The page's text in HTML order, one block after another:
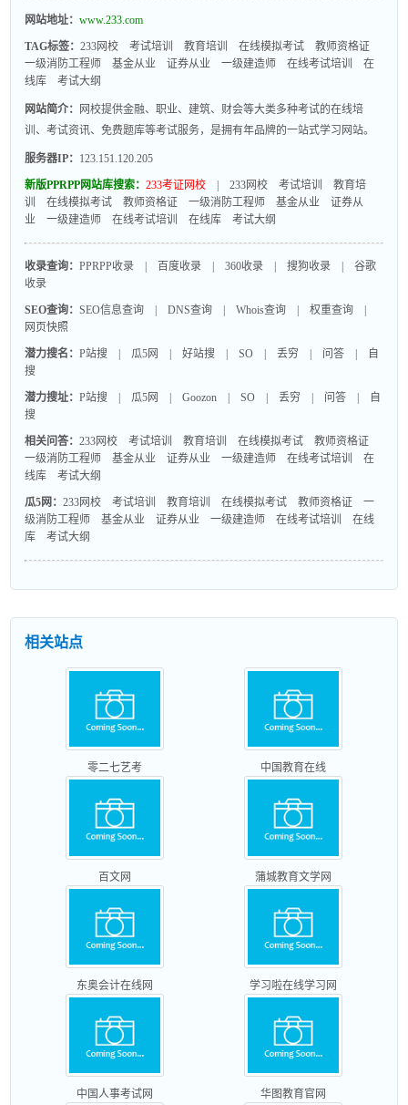
网站地址：www.233.com
TAG标签：233网校 考试培训 教育培训 在线模拟考试
教师资格证
一级消防工程师
基金从业 证券从业 一级建造师 在线考试培训
在
线库
考试大纲
网站简介：
网校提供金融、职业、建筑、财会等大类多种考试的在线培
训、考试资讯、免费题库等考试服务，是拥有年品牌的一站式学习网站。
服务器IP： 123.151.120.205
新版PPRPP网站库搜索：233考证网校 |233网校 考试培训
教育培
训
在线模拟考试 教师资格证 一级消防工程师 基金从业
证券从
业
一级建造师 在线考试培训 在线库 考试大纲
收录查询：PPRPP收录 百度收录 |360收录 |搜狗收录 |谷歌
收录
SEO查询：SEO信息查询 |DNS查询 |Whois查询 |权重查询
网页快照
潜力搜名：P站搜 |瓜5网 |好站搜 |SO |丢穷 问答
自
搜
潜力搜址：P站搜 |瓜5网 |Goozon |SO |丢穷 问答
自
搜
相关问答：233网校 考试培训 教育培训 在线模拟考试
教师资格证
一级消防工程师
基金从业 证券从业 一级建造师 在线考试培训
在
线库
考试大纲
瓜5网：233网校 考试培训 教育培训 在线模拟考试 教师资格证
一
级消防工程师
基金从业 证券从业 一级建造师 在线考试培训
在线
库
考试大纲
相关站点
零二七艺考 中国教育在线
百文网 蒲城教育文学网
东奥会计在线网 学习啦在线学习网
中国人事考试网 华图教育官网